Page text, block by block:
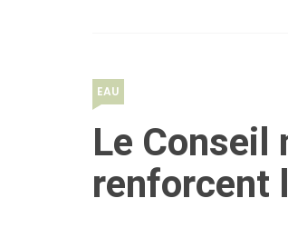
EAU
Le Conseil
renforcent